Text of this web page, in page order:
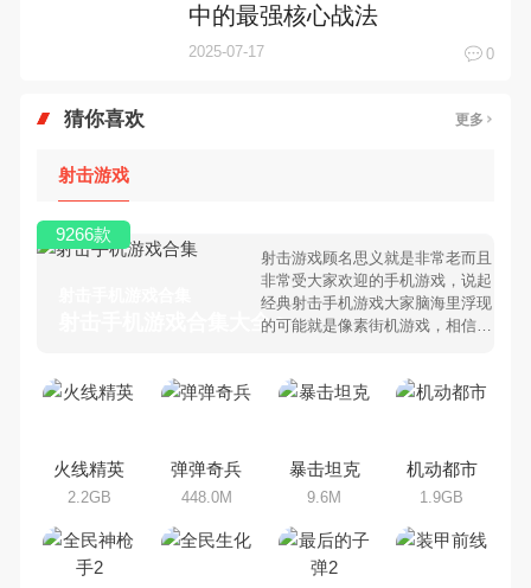
中的最强核心战法
2025-07-17 0
猜你喜欢 更多
射击游戏
射击手机游戏合集大全 >
射击游戏顾名思义就是非常老而且
非常受大家欢迎的手机游戏，说起
经典射击手机游戏大家脑海里浮现
的可能就是像素街机游戏，相信很
击手机游戏有哪些呢？游戏今天，
集，欢迎大家前来选择下载体验
9266款
火线精英
2.2GB
弹弹奇兵
448.0M
暴击坦克
9.6M
机动都市
1.9GB